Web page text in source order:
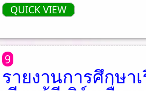
QUICK VIEW
9
รายงานการศึกษา